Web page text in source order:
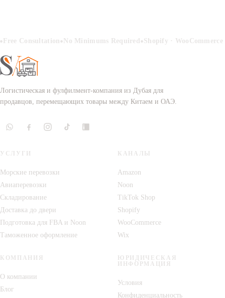
Consultation• No Minimums Required • Shopify · WooCommerce
Логистическая и фулфилмент-компания из Дубая для
продавцов, перемещающих товары между Китаем и ОАЭ.
УСЛУГИ
Морские перевозки
Авиаперевозки
Складирование
Доставка до двери
Подготовка для FBA и Noon
Таможенное оформление
КАНАЛЫ
Amazon
Noon
TikTok Shop
Shopify
WooCommerce
Wix
КОМПАНИЯ
О компании
Блог
ЮРИДИЧЕСКАЯ
ИНФОРМАЦИЯ
Условия
Конфиденциальность